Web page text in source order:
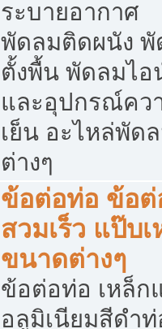
ระบายอากาศ
พัดลมติดผนัง พั
ตั้งพื้น พัดลมไอ
และอุปกรณ์คว
เย็น อะไหล่พัด
ต่างๆ
ข้อต่อท่อ ข้อต่
สวมเร็ว แป๊บ
ขนาดต่างๆ
ข้อต่อท่อ เหล็ก
อลูมิเนียมสีดำ